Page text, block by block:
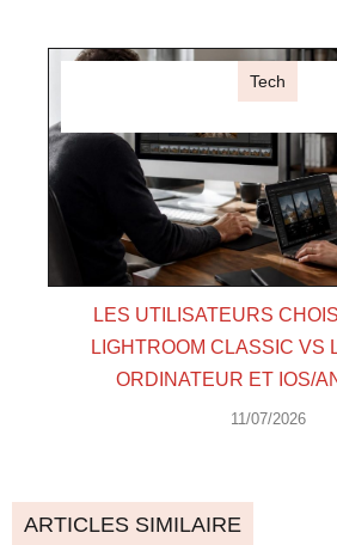
Tech
LES UTILISATEURS
LIGHTROOM CLASSIC VS
ORDINATEUR ET IOS/
11/07/2026
ARTICLES SIMILAIRE